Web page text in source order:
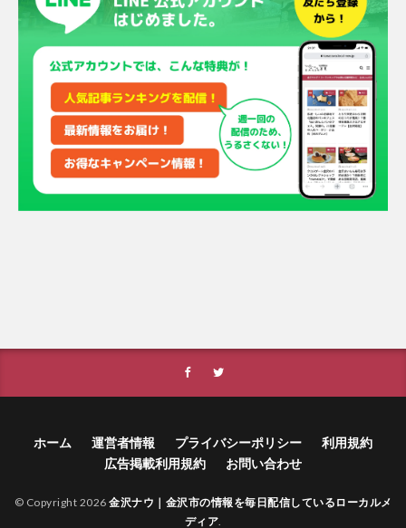
ホーム 運営者情報 プライバシーポリシー
利用規約
広告掲載利用規約
お問い合わせ
© Copyright 2026 金沢ナウ｜金沢市の情報を毎日配信しているローカルメ
ディア